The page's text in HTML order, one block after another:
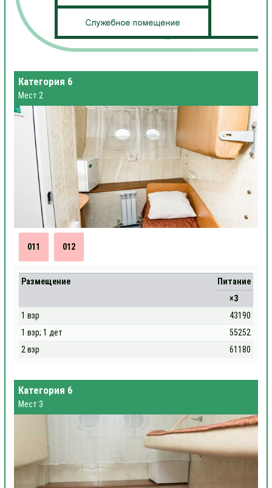
Категория 6
Мест 2
011 012
Размещение
Питание
×3
1 взр
43190
1 взр; 1 дет
55252
2 взр
61180
Категория 6
Мест 3